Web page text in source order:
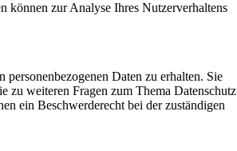
können zur Analyse Ihres Nutzerverhaltens
Daten zu erhalten. Sie
zu weiteren Fragen zum Thema Datenschutz
ein Beschwerderecht bei der zuständigen